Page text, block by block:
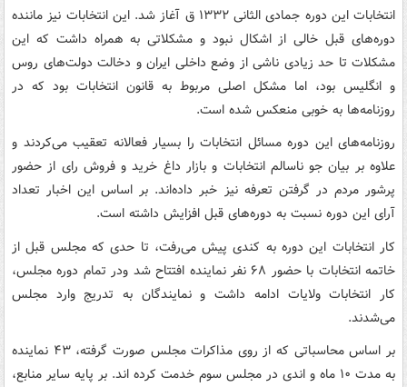
انتخابات این دوره جمادی الثانی ۱۳۳۲ ق آغاز شد. این انتخابات نیز ماننده
دوره‌های قبل خالی از اشکال نبود و مشکلاتی به همراه داشت که این
مشکلات تا حد زیادی ناشی از وضع داخلی ایران و دخالت دولت‌های روس
و انگلیس بود، اما مشکل اصلی مربوط به قانون انتخابات بود که در
روزنامه‌ها به خوبی منعکس شده است.
روزنامه‌های این دوره مسائل انتخابات را بسیار فعالانه تعقیب می‌کردند و
علاوه بر بیان جو ناسالم انتخابات و بازار داغ خرید و فروش رای از حضور
پرشور مردم در گرفتن تعرفه نیز خبر داده‌اند. بر اساس این اخبار تعداد
آرای این دوره نسبت به دوره‌های قبل افزایش داشته است.
کار انتخابات این دوره به کندی پیش می‌رفت، تا حدی که مجلس قبل از
خاتمه انتخابات با حضور ۶۸ نفر نماینده افتتاح شد ودر تمام دوره مجلس،
کار انتخابات ولایات ادامه داشت و نمایندگان به تدریج وارد مجلس
می‌شدند.
بر اساس محاسباتی که از روی مذاکرات مجلس صورت گرفته، ۴۳ نماینده
به مدت ۱۰ ماه و اندی در مجلس سوم خدمت کرده اند. بر پایه سایر منابع،